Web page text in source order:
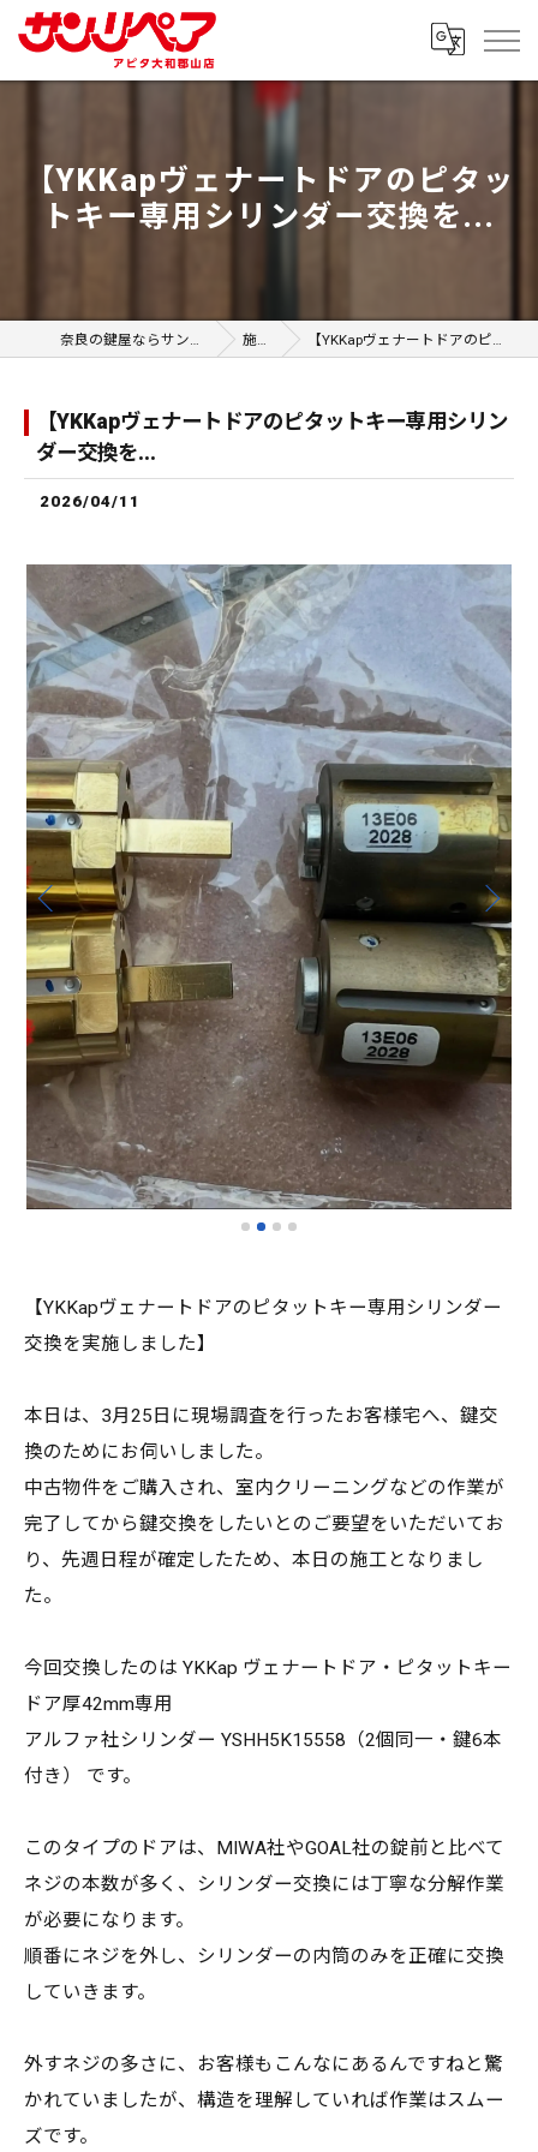
【YKKapヴェナートドアのピタッ
トキー専用シリンダー交換を...
奈良の鍵屋ならサンリペア アピタ大和郡山店 施工事例 【YKKapヴェナートドアのピタットキー専用シリンダー交換を...
【YKKapヴェナートドアのピタットキー専用シリン
ダー交換を...
2026/04/11
【YKKapヴェナートドアのピタットキー専用シリンダー
交換を実施しました】
本日は、3月25日に現場調査を行ったお客様宅へ、鍵交
換のためにお伺いしました。
中古物件をご購入され、室内クリーニングなどの作業が
完了してから鍵交換をしたいとのご要望をいただいてお
り、先週日程が確定したため、本日の施工となりまし
た。
今回交換したのは YKKap ヴェナートドア・ピタットキー
ドア厚42mm専用
アルファ社シリンダー YSHH5K15558（2個同一・鍵6本
付き） です。
このタイプのドアは、MIWA社やGOAL社の錠前と比べて
ネジの本数が多く、シリンダー交換には丁寧な分解作業
が必要になります。
順番にネジを外し、シリンダーの内筒のみを正確に交換
していきます。
外すネジの多さに、お客様もこんなにあるんですねと驚
かれていましたが、構造を理解していれば作業はスムー
ズです。